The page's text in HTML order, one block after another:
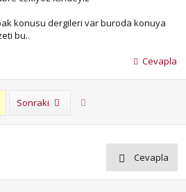
konusu dergileri var buroda konuya
bu..
Cevapla
Sonraki
Cevapla